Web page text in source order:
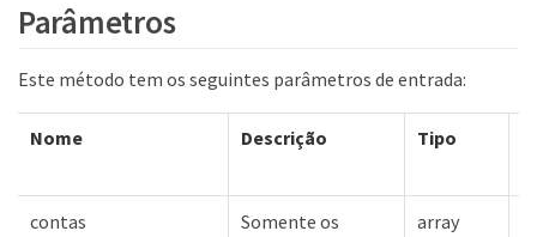
Parâmetros
Este método tem os seguintes parâmetros de entrada:
Nome Descrição Tipo
contas
Somente os
array